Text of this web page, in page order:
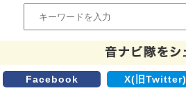
Facebook X(旧Twitter)